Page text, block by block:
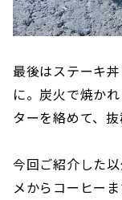
最後はステーキ
に。炭火で焼か
ターを絡めて、抜
今回ご紹介した
メからコーヒー